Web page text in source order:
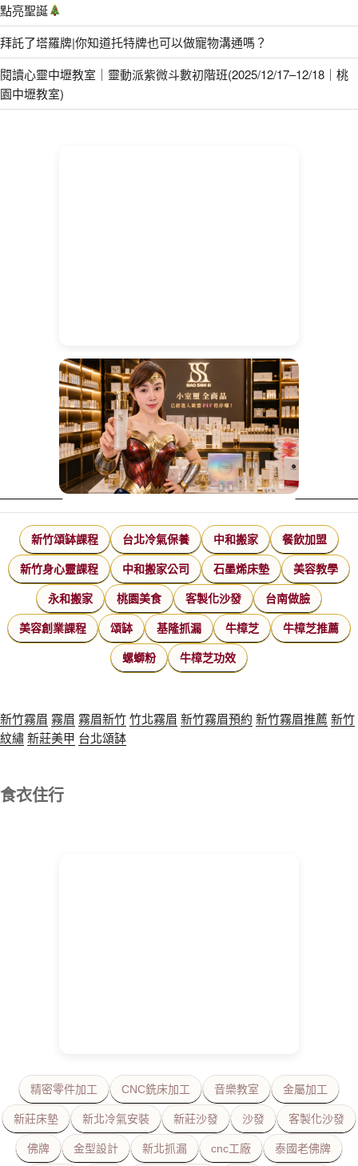
點亮聖誕
拜託了塔羅牌|你知道托特牌也可以做寵物溝通嗎？
閱讀心靈中壢教室｜靈動派紫微斗數初階班(2025/12/17–12/18｜桃
園中壢教室)
新竹頌缽課程 台北冷氣保養 中和搬家 餐飲加盟
新竹身心靈課程 中和搬家公司 石墨烯床墊 美容教學
永和搬家 桃園美食 客製化沙發 台南做臉
美容創業課程 頌缽 基隆抓漏 牛樟芝 牛樟芝推薦
螺螄粉 牛樟芝功效
新竹霧眉 霧眉 霧眉新竹竹北霧眉 新竹霧眉預約 新竹霧眉推薦 新竹
紋繡新莊美甲 台北頌缽
食衣住行
精密零件加工 CNC銑床加工 音樂教室 金屬加工
新莊床墊 新北冷氣安裝 新莊沙發 沙發 客製化沙發
佛牌 金型設計 新北抓漏 cnc工廠 泰國老佛牌